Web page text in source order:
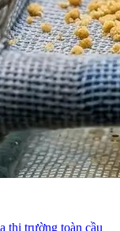
thị trường toàn cầu